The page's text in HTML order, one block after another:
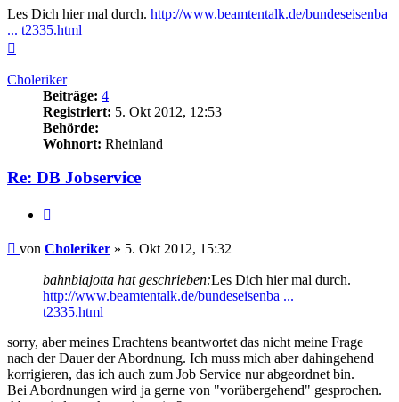
Les Dich hier mal durch. http://www.beamtentalk.de/bundeseisenba
... t2335.html
Choleriker
Beiträge: 4
Registriert: 5. Okt 2012, 12:53
Behörde:
Wohnort: Rheinland
Re: DB Jobservice
Beitrag
von Choleriker » 5. Okt 2012, 15:32
bahnbiajotta hat geschrieben:Les Dich hier mal durch.
http://www.beamtentalk.de/bundeseisenba ...
t2335.html
sorry, aber meines Erachtens beantwortet das nicht meine Frage
nach der Dauer der Abordnung. Ich muss mich aber dahingehend
korrigieren, das ich auch zum Job Service nur abgeordnet bin.
Bei Abordnungen wird ja gerne von "vorübergehend" gesprochen.